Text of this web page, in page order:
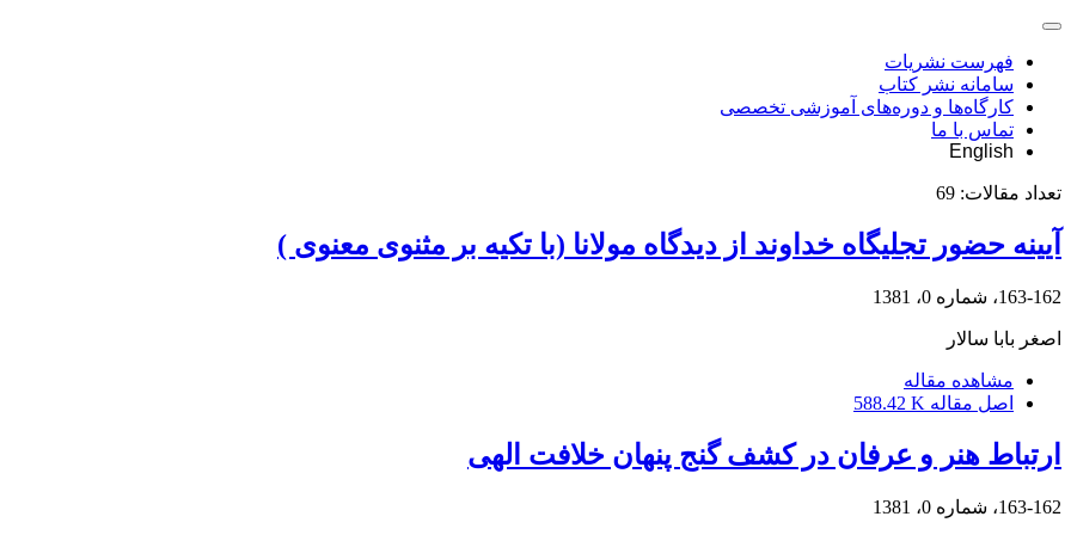
فهرست نشریات
سامانه نشر کتاب
کارگاه‌ها و دوره‌های آموزشی تخصصی
تماس با ما
English
تعداد مقالات: 69
آیینه حضور تجلیگاه خداوند از دیدگاه مولانا (با تکیه بر مثنوی معنوی )
163-162، شماره 0، 1381
اصغر بابا سالار
مشاهده مقاله
اصل مقاله 588.42 K
ارتباط هنر و عرفان در کشف گنج پنهان خلافت الهی
163-162، شماره 0، 1381